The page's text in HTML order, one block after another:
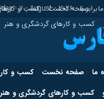
برابر با : Friday - 7 - August - 2026
صفحه نخست کسب و
کسب و کارهای گردشگری و هنر
ما صفحه نخست کسب و
کسب و کارهای گردشگری و هنر